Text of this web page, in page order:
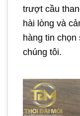
trượt cầu
hài lòng và
hàng tin
chúng tôi.